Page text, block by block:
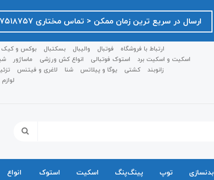
ارسال در سریع ترین زمان ممکن ‌< تماس مختاری ۰۹۱۲۷۵۱۸۷۵۷ >
ارتباط با فروشگاه فوتبال والیبال بسکتبال بوکس و کیک
اسکیت و اسکیت برد
استوک فوتبالی انواع کش ورزشی ماساژور
زانوبند
کشتی یوگا و پیلاتس شنا لاغری و فیتنس
بدنسازی توپ
پینگ‌پنگ
اسکیت
استوک
انواع